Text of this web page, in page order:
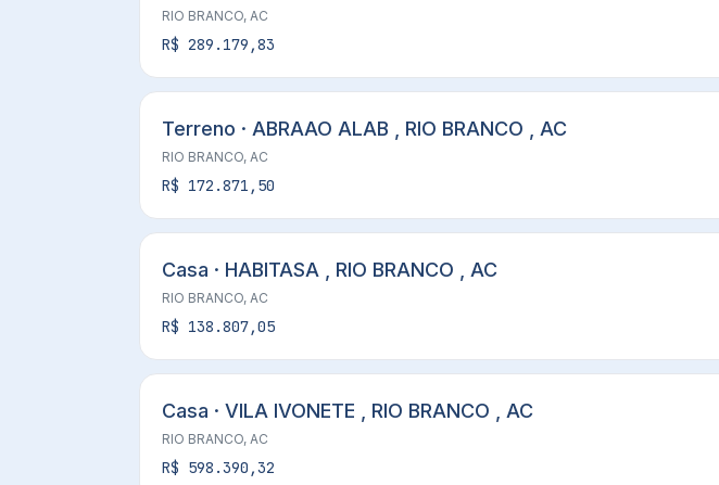
RIO BRANCO, AC
R$ 289.179,83
Terreno · ABRAAO ALAB , RIO BRANCO , AC
RIO BRANCO, AC
R$ 172.871,50
Casa · HABITASA , RIO BRANCO , AC
RIO BRANCO, AC
R$ 138.807,05
Casa · VILA IVONETE , RIO BRANCO , AC
RIO BRANCO, AC
R$ 598.390,32